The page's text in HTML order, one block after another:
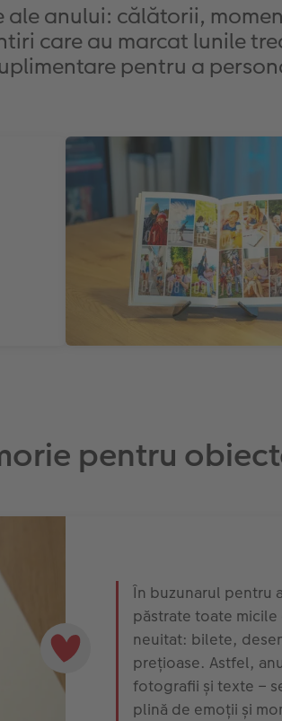
ale anului: călătorii,
care au marcat lunile
pentru a
pentru
În buzunarul pentru
păstrate toate
neuitat: bilete,
prețioase. Astfel,
fotografii și texte –
plină de emoții și